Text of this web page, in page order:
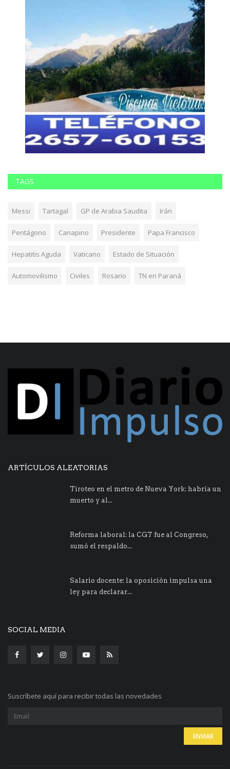
TAGS
Messi Tartagal GP de Arabia Saudita Irán
Pentágono Canapino Presidente Papa Francisco
Hepatitis Aguda Vaticano Estado de Situación
Automovilismo Civiles Rosario TN en Paraná
ARTÍCULOS ALEATORIAS
Tiroteo en el metro de Nueva York: habría un
muerto y al...
Reforma laboral: la CGT fue al Congreso,
sumó el respaldo...
Salario docente: la oposición impulsa una
ley para declarar...
SOCIAL MEDIA
Suscríbete aquí para recibir todas las novedades